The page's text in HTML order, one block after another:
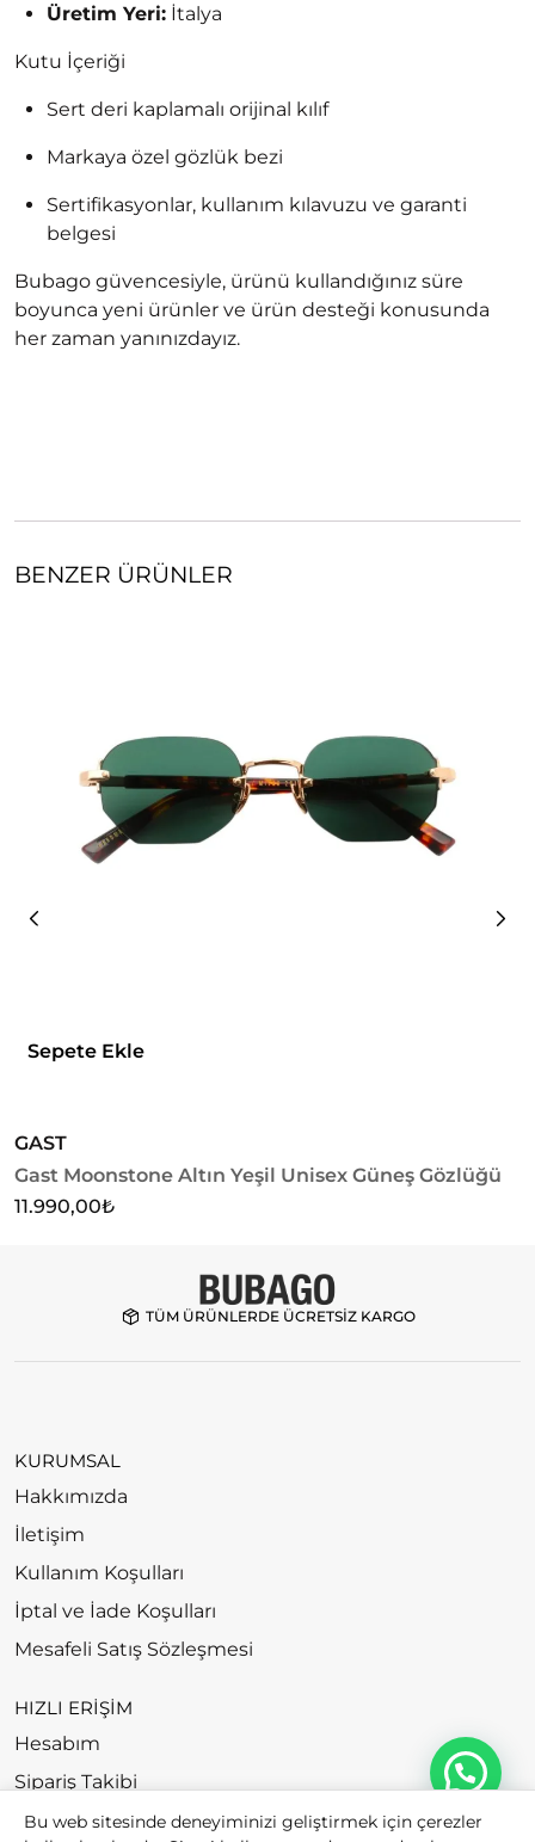
Üretim Yeri: İtalya
Kutu İçeriği
Sert deri kaplamalı orijinal kılıf
Markaya özel gözlük bezi
Sertifikasyonlar, kullanım kılavuzu ve garanti
belgesi
Bubago güvencesiyle, ürünü kullandığınız süre
boyunca yeni ürünler ve ürün desteği konusunda
her zaman yanınızdayız.
BENZER ÜRÜNLER
Sepete Ekle
GAST
Gast Moonstone Altın Yeşil Unisex Güneş Gözlüğü
11.990,00₺
TÜM ÜRÜNLERDE ÜCRETSİZ KARGO
KURUMSAL
Hakkımızda
İletişim
Kullanım Koşulları
İptal ve İade Koşulları
Mesafeli Satış Sözleşmesi
HIZLI ERİŞİM
Hesabım
Sipariş Takibi
Bu web sitesinde deneyiminizi geliştirmek için çerezler